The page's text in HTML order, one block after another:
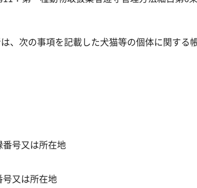
、次の事項を記載した犬猫等の個体に関する
号又は所在地
又は所在地